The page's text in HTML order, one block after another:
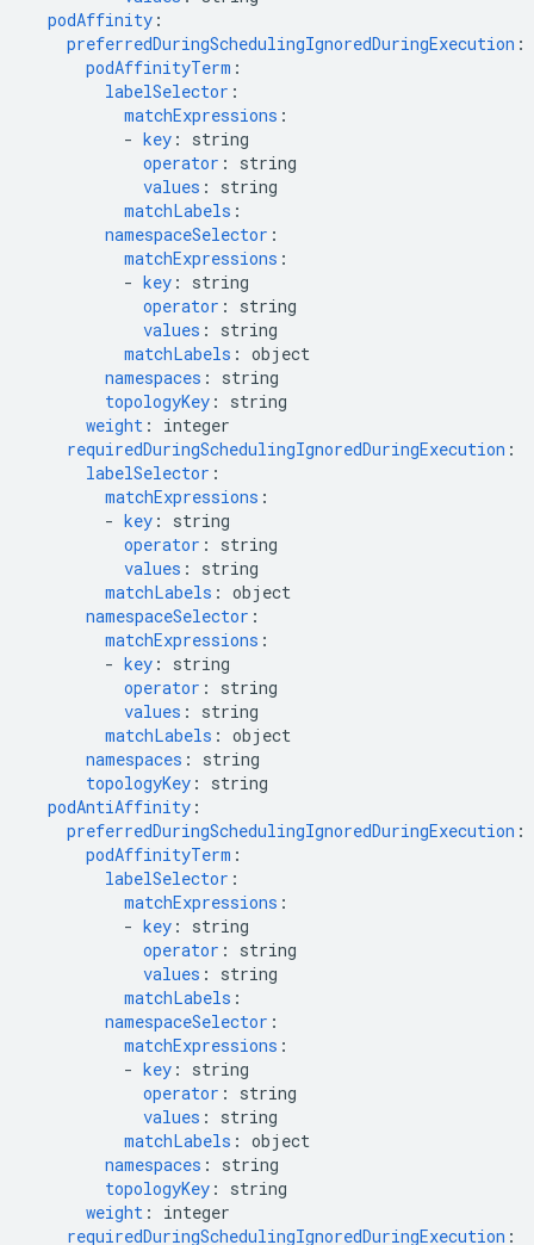
podAffinity :
preferredDuringSchedulingIgnoredDuringExecution :
podAffinityTerm :
labelSelector :
matchExpressions :
- key :
string
operator :
string
values :
string
matchLabels :
namespaceSelector :
matchExpressions :
- key :
string
operator :
string
values :
string
matchLabels : object
namespaces :
string
topologyKey :
string
weight :
integer
requiredDuringSchedulingIgnoredDuringExecution :
labelSelector :
matchExpressions :
- key :
string
operator :
string
values :
string
matchLabels : object
namespaceSelector :
matchExpressions :
- key :
string
operator :
string
values :
string
matchLabels : object
namespaces :
string
topologyKey :
string
podAntiAffinity :
preferredDuringSchedulingIgnoredDuringExecution :
podAffinityTerm :
labelSelector :
matchExpressions :
- key :
string
operator :
string
values :
string
matchLabels :
namespaceSelector :
matchExpressions :
- key :
string
operator :
string
values :
string
matchLabels : object
namespaces :
string
topologyKey :
string
weight :
integer
requiredDuringSchedulingIgnoredDuringExecution :